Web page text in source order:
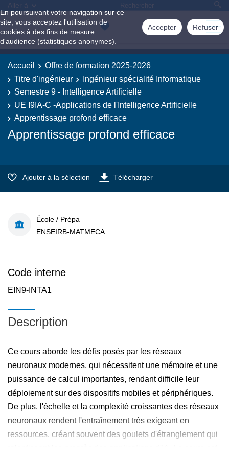
En poursuivant votre navigation sur ce
site, vous acceptez l'utilisation de
cookies à des fins de mesure
d'audience (statistiques anonymes).
Accepter Refuser
Aller à
Accueil
Offre de formation 2025-2026
Titre d'ingénieur
Ingénieur spécialité Informatique
Semestre 9 - Intelligence Artificielle
UE I9IA-C -Applications de l'Intelligence Artificielle
Apprentissage profond efficace
Apprentissage profond efficace
Ajouter à la sélection Télécharger
École / Prépa
ENSEIRB-MATMECA
Code interne
EIN9-INTA1
Description
Ce cours aborde les défis posés par les réseaux
neuronaux modernes, qui nécessitent une mémoire et une
puissance de calcul importantes, rendant difficile leur
déploiement sur des dispositifs mobiles et périphériques.
De plus, l'échelle et la complexité croissantes des réseaux
neuronaux rendent l'entraînement très exigeant en
ressources, créant souvent des goulets d'étranglement qui